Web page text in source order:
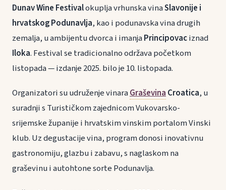
Dunav Wine Festivalokuplja vrhunska vinaSlavonije i
hrvatskog Podunavlja, kao i podunavska vina drugih
zemalja, u ambijentu dvorca i imanjaPrincipovaciznad
Iloka. Festival se tradicionalno održava početkom
listopada — izdanje 2025. bilo je 10. listopada.
Organizatori su udruženje vinaraGraševinaCroatica, u
suradnji s Turističkom zajednicom Vukovarsko-
srijemske županije i hrvatskim vinskim portalom Vinski
klub. Uz degustacije vina, program donosi inovativnu
gastronomiju, glazbu i zabavu, s naglaskom na
graševinu i autohtone sorte Podunavlja.